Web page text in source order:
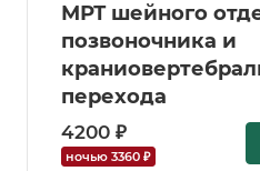
МРТ шейного
позвоночника и
перехода
4200 ₽
ночью 3360 ₽